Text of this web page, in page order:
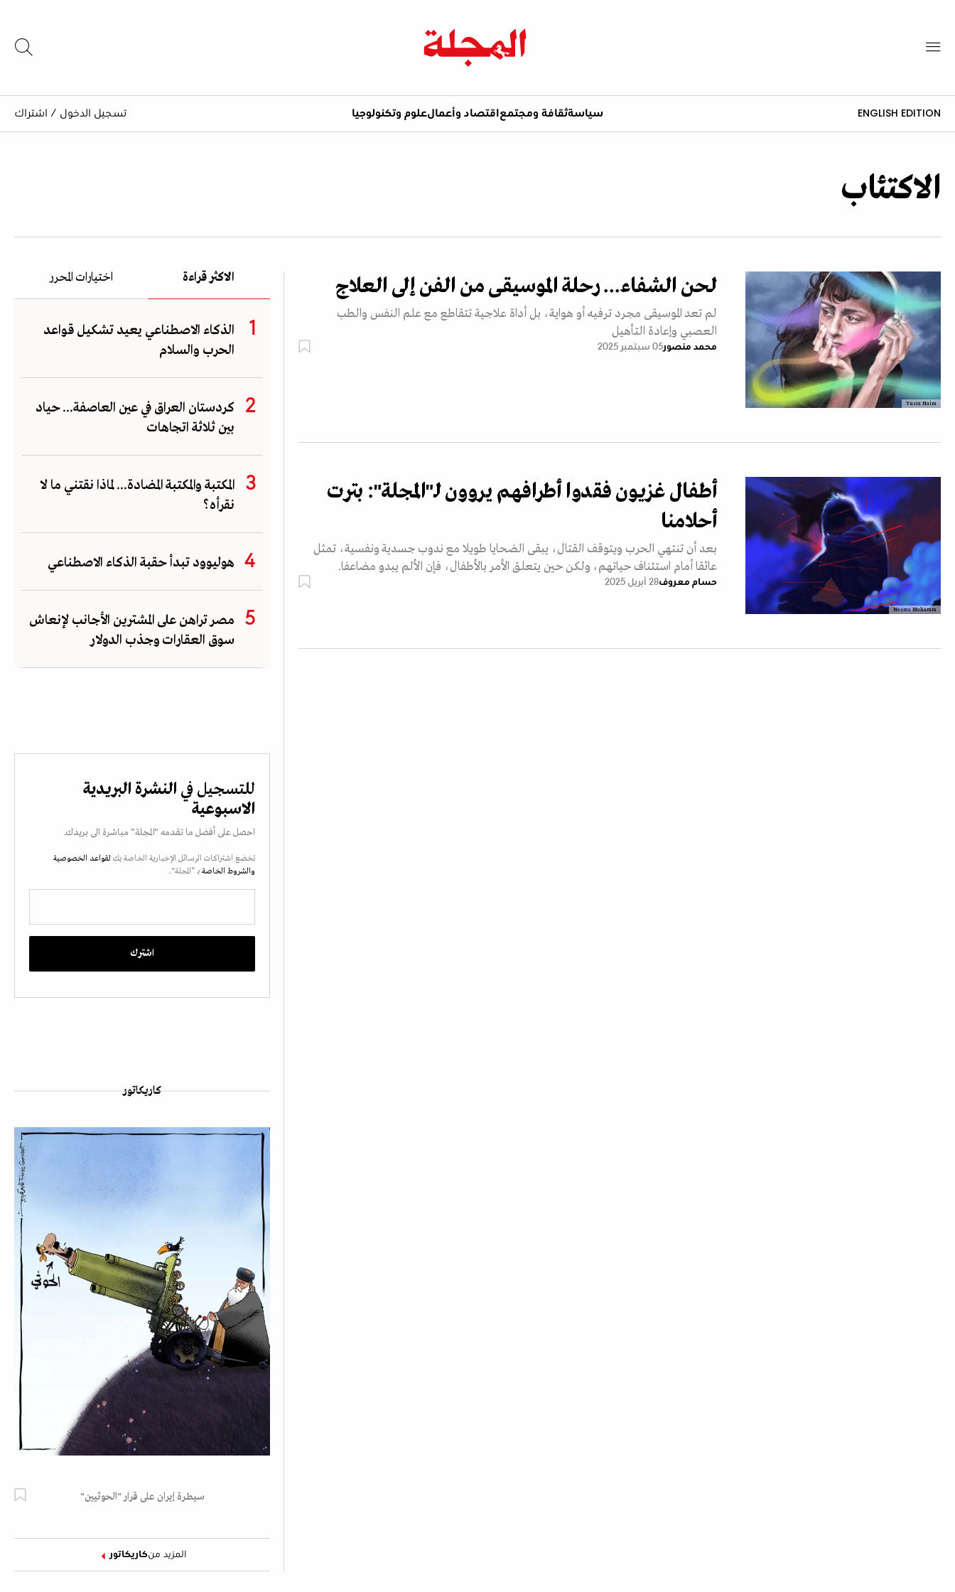
ENGLISH EDITION سياسةثقافة ومجتمع اقتصاد وأعمالعلوم وتكنولوجيا تسجيل الدخول / اشتراك
الاكتئاب
Yusra Naim
لحن الشفاء... رحلة الموسيقى من الفن إلى العلاج
لم تعد الموسيقى مجرد ترفيه أو هواية، بل أداة علاجية تتقاطع مع علم النفس والطب
العصبي وإعادة التأهيل
محمد منصور05 سبتمبر 2025
Nesma Moharam
أطفال غزيون فقدوا أطرافهم يروون لـ"المجلة": بترت
أحلامنا
بعد أن تنتهي الحرب ويتوقف القتال، يبقى الضحايا طويلا مع ندوب جسدية ونفسية، تمثل
عائقا أمام استئناف حياتهم، ولكن حين يتعلق الأمر بالأطفال، فإن الألم يبدو مضاعفا.
حسام معروف28 أبريل 2025
الاكثر قراءة اختيارات المحرر
الذكاء الاصطناعي يعيد تشكيل قواعد
الحرب والسلام
كردستان العراق في عين العاصفة... حياد
بين ثلاثة اتجاهات
المكتبة والمكتبة المضادة... لماذا نقتني ما لا
نقرأه؟
هوليوود تبدأ حقبة الذكاء الاصطناعي
مصر تراهن على المشترين الأجانب لإنعاش
سوق العقارات وجذب الدولار
للتسجيل في النشرة البريدية
الاسبوعية
احصل على أفضل ما تقدمه "المجلة" مباشرة الى بريدك.
تخضع اشتراكات الرسائل الإخبارية الخاصة بك لقواعد الخصوصية
والشروط الخاصة بـ “المجلة".
كاريكاتور
سيطرة إيران على قرار "الحوثيين"
المزيد منكاريكاتور